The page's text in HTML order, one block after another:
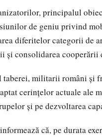
principalul
de geniu privind
diferitelor categorii de
și consolidarea
taberei, militarii români și
cerințelor actuale ale
și pe dezvoltarea
că, pe durata